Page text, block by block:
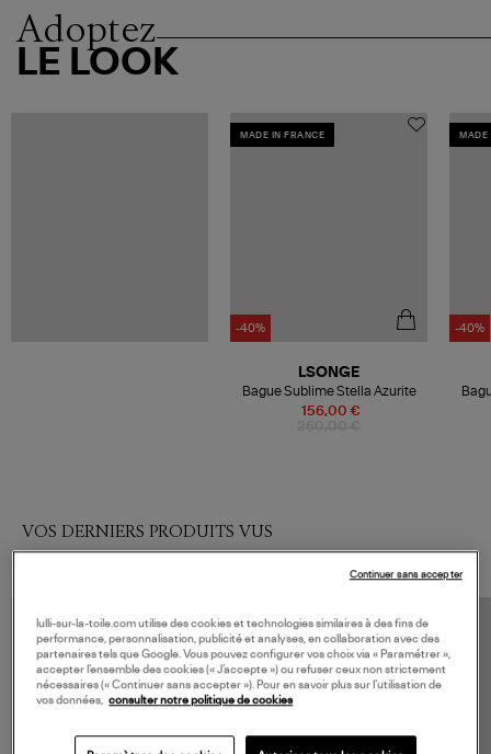
Adoptez
LE LOOK
MADE IN FRANCE
-40%
156,00 €
LSONGE
Bague Sublime Stella Azurite
MADE
-40%
VOS DERNIERS PRODUITS VUS
lulli-sur-la-toile.com utilise des cookies et technologies similaires à des fins de
performance, personnalisation, publicité et analyses, en collaboration avec des
partenaires tels que Google. Vous pouvez configurer vos choix via « Paramétrer »,
accepter l’ensemble des cookies (« J’accepte ») ou refuser ceux non strictement
nécessaires (« Continuer sans accepter »). Pour en savoir plus sur l’utilisation de
vos données, consulter notre politique de cookies
Continuer sans accepter